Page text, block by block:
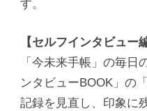
す。
【セルフインタビュー
「今未来手帳」の毎日
ンタビューBOOK」の
記録を見直し、印象に